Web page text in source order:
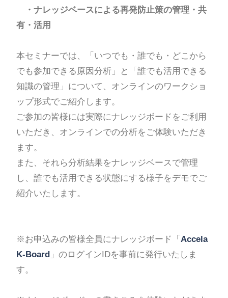
・ナレッジベースによる再発防止策の管理・共
有・活用
本セミナーでは、「いつでも・誰でも・どこから
でも参加できる原因分析」と「誰でも活用できる
知識の管理」について、オンラインのワークショ
ップ形式でご紹介します。
ご参加の皆様には実際にナレッジボードをご利用
いただき、オンラインでの分析をご体験いただき
ます。
また、それら分析結果をナレッジベースで管理
し、誰でも活用できる状態にする様子をデモでご
紹介いたします。
※お申込みの皆様全員にナレッジボード「 Accela
K-Board」のログインIDを事前に発行いたしま
す。